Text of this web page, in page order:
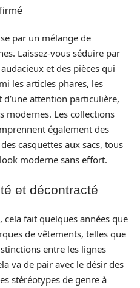
par un mélange de
Laissez-vous séduire par
et des pièces qui
les articles phares, les
attention particulière,
modernes. Les collections
également des
casquettes aux sacs, tous
moderne sans effort.
et décontracté
fait quelques années que
de vêtements, telles que
entre les lignes
va de pair avec le désir des
stéréotypes de genre à